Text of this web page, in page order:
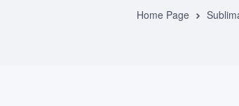
Home Page